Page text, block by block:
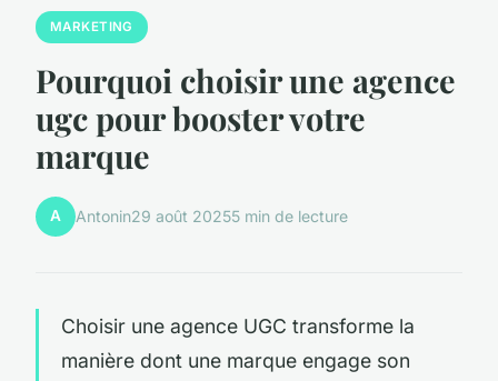
MARKETING
Pourquoi choisir une agence
ugc pour booster votre
marque
A Antonin29 août 20255 min de lecture
Choisir une agence UGC transforme la
manière dont une marque engage son